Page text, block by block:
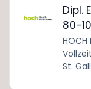
Dipl.
80-
St.